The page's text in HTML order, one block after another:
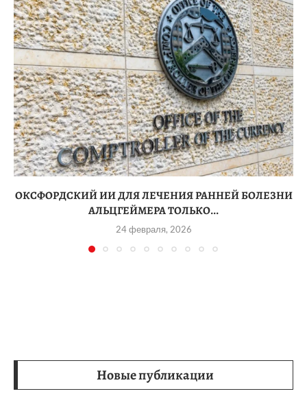
ОКСФОРДСКИЙ ИИ ДЛЯ ЛЕЧЕНИЯ РАННЕЙ БОЛЕЗНИ
АЛЬЦГЕЙМЕРА ТОЛЬКО...
24 февраля, 2026
Новые публикации